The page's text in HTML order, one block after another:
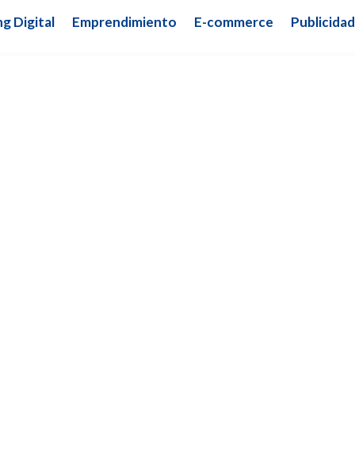
Digital Emprendimiento E-commerce Publicidad